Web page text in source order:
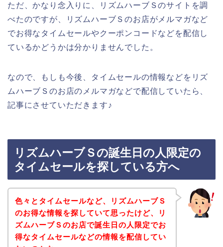
ただ、かなり念入りに、リズムハーブＳのサイトを調
べたのですが、リズムハーブＳのお店がメルマガなど
でお得なタイムセールやクーポンコードなどを配信し
ているかどうかは分かりませんでした。
なので、もしも今後、タイムセールの情報などをリズ
ムハーブＳのお店のメルマガなどで配信していたら、
記事にさせていただきます♪
リズムハーブＳの誕生日の人限定の
タイムセールを探している方へ
色々とタイムセールなど、リズムハーブＳ
のお得な情報を探していて思ったけど、リ
ズムハーブＳのお店で誕生日の人限定でお
得なタイムセールなどの情報を配信してい